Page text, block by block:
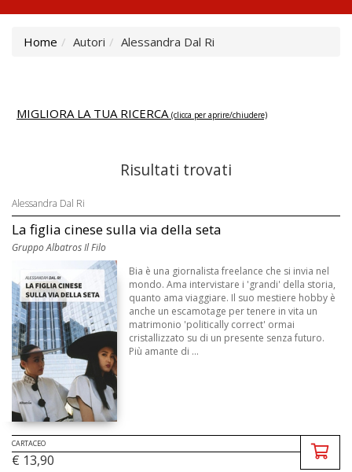
Home Autori Alessandra Dal Ri
MIGLIORA LA TUA RICERCA (clicca per aprire/chiudere)
Risultati trovati
Alessandra Dal Ri
La figlia cinese sulla via della seta
Gruppo Albatros Il Filo
Bia è una giornalista freelance che si invia nel
mondo. Ama intervistare i 'grandi' della storia,
quanto ama viaggiare. Il suo mestiere hobby è
anche un escamotage per tenere in vita un
matrimonio 'politically correct' ormai
cristallizzato su di un presente senza futuro.
Più amante di ...
CARTACEO
€ 13,90